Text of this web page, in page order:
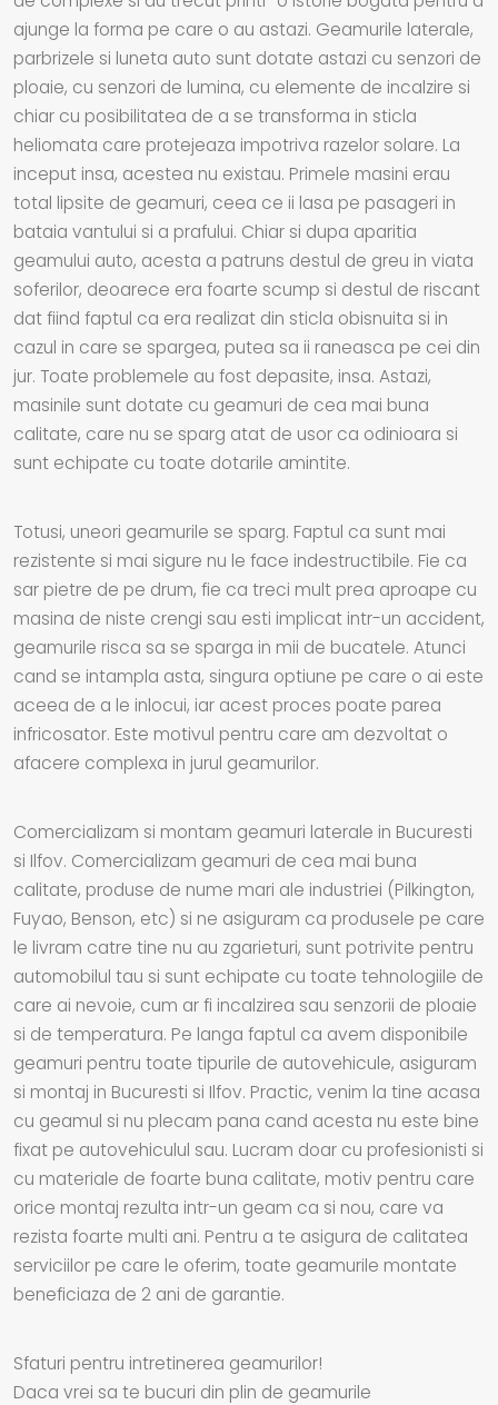
ajunge la forma pe care o au astazi. Geamurile laterale,
parbrizele si luneta auto sunt dotate astazi cu senzori de
ploaie, cu senzori de lumina, cu elemente de incalzire si
chiar cu posibilitatea de a se transforma in sticla
heliomata care protejeaza impotriva razelor solare. La
inceput insa, acestea nu existau. Primele masini erau
total lipsite de geamuri, ceea ce ii lasa pe pasageri in
bataia vantului si a prafului. Chiar si dupa aparitia
geamului auto, acesta a patruns destul de greu in viata
soferilor, deoarece era foarte scump si destul de riscant
dat fiind faptul ca era realizat din sticla obisnuita si in
cazul in care se spargea, putea sa ii raneasca pe cei din
jur. Toate problemele au fost depasite, insa. Astazi,
masinile sunt dotate cu geamuri de cea mai buna
calitate, care nu se sparg atat de usor ca odinioara si
sunt echipate cu toate dotarile amintite.
Totusi, uneori geamurile se sparg. Faptul ca sunt mai
rezistente si mai sigure nu le face indestructibile. Fie ca
sar pietre de pe drum, fie ca treci mult prea aproape cu
masina de niste crengi sau esti implicat intr-un accident,
geamurile risca sa se sparga in mii de bucatele. Atunci
cand se intampla asta, singura optiune pe care o ai este
aceea de a le inlocui, iar acest proces poate parea
infricosator. Este motivul pentru care am dezvoltat o
afacere complexa in jurul geamurilor.
Comercializam si montam geamuri laterale in Bucuresti
si Ilfov. Comercializam geamuri de cea mai buna
calitate, produse de nume mari ale industriei (Pilkington,
Fuyao, Benson, etc) si ne asiguram ca produsele pe care
le livram catre tine nu au zgarieturi, sunt potrivite pentru
automobilul tau si sunt echipate cu toate tehnologiile de
care ai nevoie, cum ar fi incalzirea sau senzorii de ploaie
si de temperatura. Pe langa faptul ca avem disponibile
geamuri pentru toate tipurile de autovehicule, asiguram
si montaj in Bucuresti si Ilfov. Practic, venim la tine acasa
cu geamul si nu plecam pana cand acesta nu este bine
fixat pe autovehiculul sau. Lucram doar cu profesionisti si
cu materiale de foarte buna calitate, motiv pentru care
orice montaj rezulta intr-un geam ca si nou, care va
rezista foarte multi ani. Pentru a te asigura de calitatea
serviciilor pe care le oferim, toate geamurile montate
beneficiaza de 2 ani de garantie.
Sfaturi pentru intretinerea geamurilor!
Daca vrei sa te bucuri din plin de geamurile